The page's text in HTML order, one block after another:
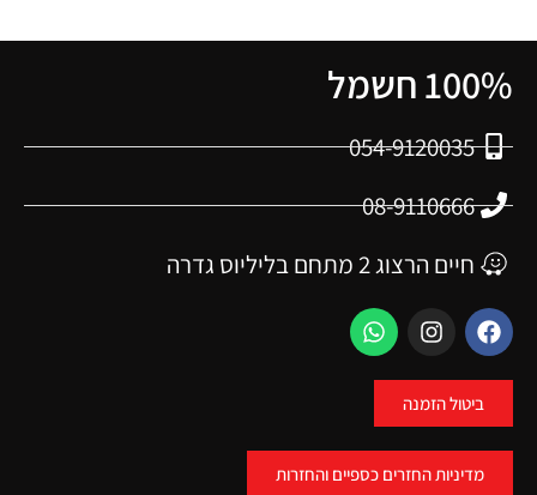
100% חשמל
054-9120035
08-9110666
חיים הרצוג 2 מתחם בליליוס גדרה
ביטול הזמנה
מדיניות החזרים כספיים והחזרות